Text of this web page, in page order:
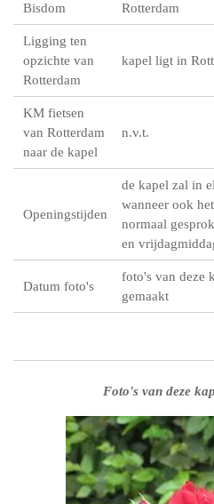
Bisdom Rotterdam
Ligging ten
opzichte van
Rotterdam
kapel ligt in
KM fietsen
van Rotterdam
naar de kapel
n.v.t.
Openingstijden
de kapel zal in
wanneer ook
normaal
en
Datum foto's
foto's van deze
gemaakt
Foto's van deze